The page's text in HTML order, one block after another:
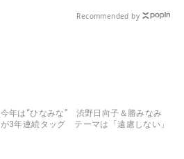
Recommended by
今年は“ひなみな” 渋野日向子＆勝みなみ
が3年連続タッグ テーマは「遠慮しない」